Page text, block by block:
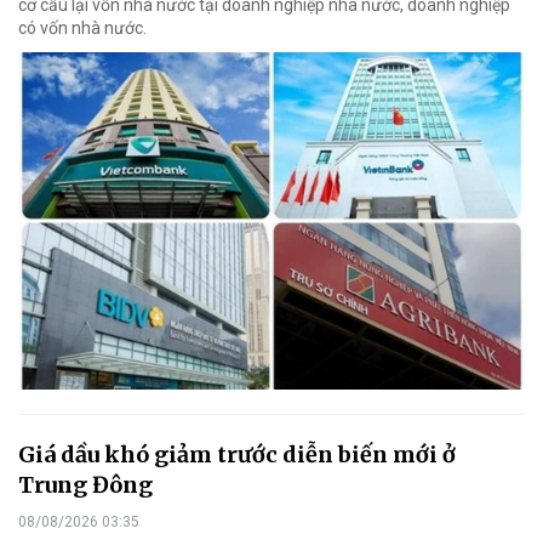
cơ cấu lại vốn nhà nước tại doanh nghiệp nhà nước, doanh nghiệp
có vốn nhà nước.
Giá dầu khó giảm trước diễn biến mới ở
Trung Đông
08/08/2026 03:35